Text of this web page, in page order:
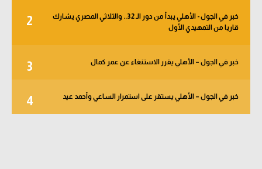
2
خبر في الجول - الأهلي يبدأ من دور الـ 32.. والثلاثي المصري يشارك
قاريا من التمهيدي الأول
3 خبر في الجول – الأهلي يقرر الاستنغاء عن عمر كمال
4 خبر في الجول – الأهلي يستقر على استمرار الساعي وأحمد عيد